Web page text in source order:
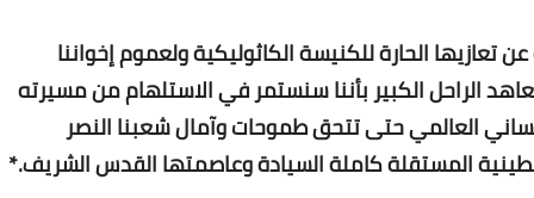
الحارة للكنيسة الكاثوليكية ولعموم إخواننا
الراحل الكبير بأننا سنستمر في الاستلهام من مسيرته
العالمي حتى تتحق طموحات وآمال شعبنا النصر
المستقلة كاملة السيادة وعاصمتها القدس الشريف.*
Www.albuss.net